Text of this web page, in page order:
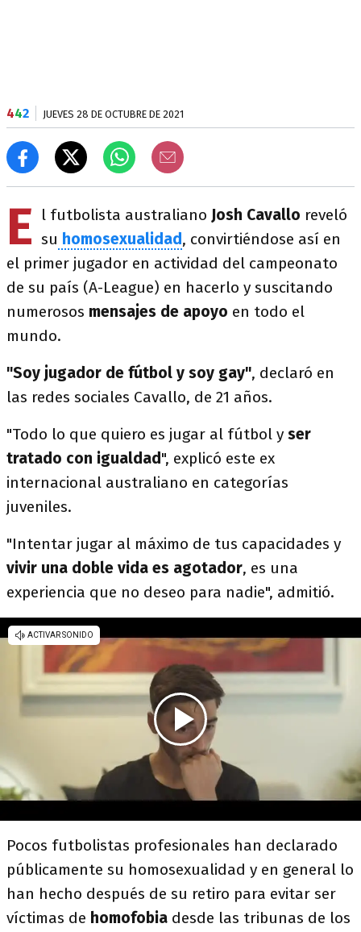
442 JUEVES 28 DE OCTUBRE DE 2021
E l futbolista australiano Josh Cavallo reveló
su homosexualidad, convirtiéndose así en
el primer jugador en actividad del campeonato
de su país (A-League) en hacerlo y suscitando
numerosos mensajes de apoyo en todo el
mundo.
"Soy jugador de fútbol y soy gay", declaró en
las redes sociales Cavallo, de 21 años.
"Todo lo que quiero es jugar al fútbol y ser
tratado con igualdad", explicó este ex
internacional australiano en categorías
juveniles.
"Intentar jugar al máximo de tus capacidades y
vivir una doble vida es agotador, es una
experiencia que no deseo para nadie", admitió.
Pocos futbolistas profesionales han declarado
públicamente su homosexualidad y en general lo
han hecho después de su retiro para evitar ser
víctimas de homofobia desde las tribunas de los